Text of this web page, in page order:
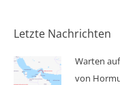
Letzte Nachrichten
Warten
von